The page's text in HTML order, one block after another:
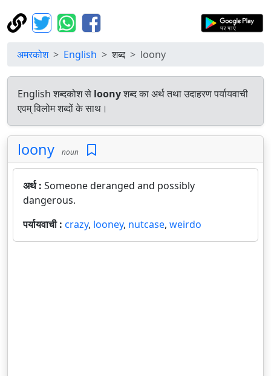
अमरकोश English शब्द loony
English शब्दकोश से loonyशब्द का अर्थ तथा उदाहरण पर्यायवाची
एवम् विलोम शब्दों के साथ।
loony noun
अर्थ : Someone deranged and possibly
dangerous.
पर्यायवाची : crazy, looney, nutcase, weirdo